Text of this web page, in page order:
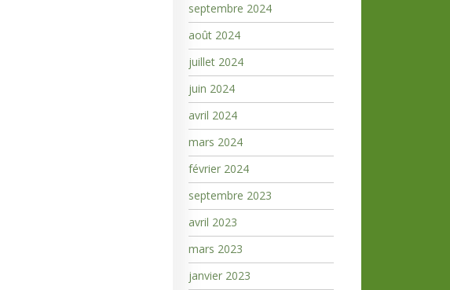
septembre 2024
août 2024
juillet 2024
juin 2024
avril 2024
mars 2024
février 2024
septembre 2023
avril 2023
mars 2023
janvier 2023